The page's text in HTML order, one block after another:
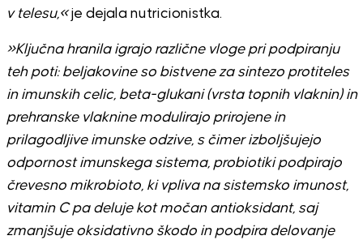
v telesu,«je dejala nutricionistka.
»Ključna hranila igrajo različne vloge pri podpiranju
teh poti: beljakovine so bistvene za sintezo protiteles
in imunskih celic, beta-glukani (vrsta topnih vlaknin) in
prehranske vlaknine modulirajo prirojene in
prilagodljive imunske odzive, s čimer izboljšujejo
odpornost imunskega sistema, probiotiki podpirajo
črevesno mikrobioto, ki vpliva na sistemsko imunost,
vitamin C pa deluje kot močan antioksidant, saj
zmanjšuje oksidativno škodo in podpira delovanje